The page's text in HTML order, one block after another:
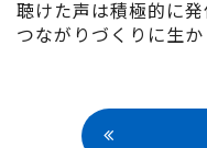
聴けた声は積極的に
つながりづくりに生